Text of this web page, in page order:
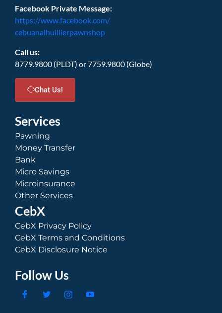
Facebook Private Message:
https://www.facebook.com/
cebuanalhuillierpawnshop
Call us:
8779.9800 (PLDT) or 7759.9800 (Globe)
Chat Us!
Services
Pawning
Money Transfer
Bank
Micro Savings
Microinsurance
Other Services
CebX
CebX Privacy Policy
CebX Terms and Conditions
CebX Disclosure Notice
Follow Us